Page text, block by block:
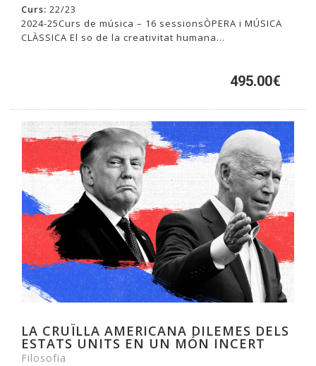
Curs: 22/23
2024-25Curs de música – 16 sessionsÒPERA i MÚSICA
CLÀSSICA El so de la creativitat humana...
495.00€
LA CRUÏLLA AMERICANA DILEMES DELS
ESTATS UNITS EN UN MÓN INCERT
Filosofia